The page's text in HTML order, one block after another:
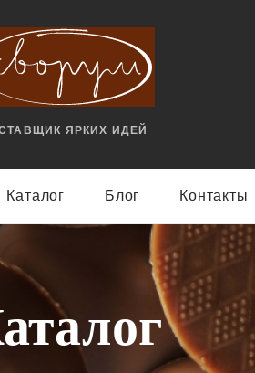
ЯРКИX ИДЕЙ
Каталог Блог Контакты